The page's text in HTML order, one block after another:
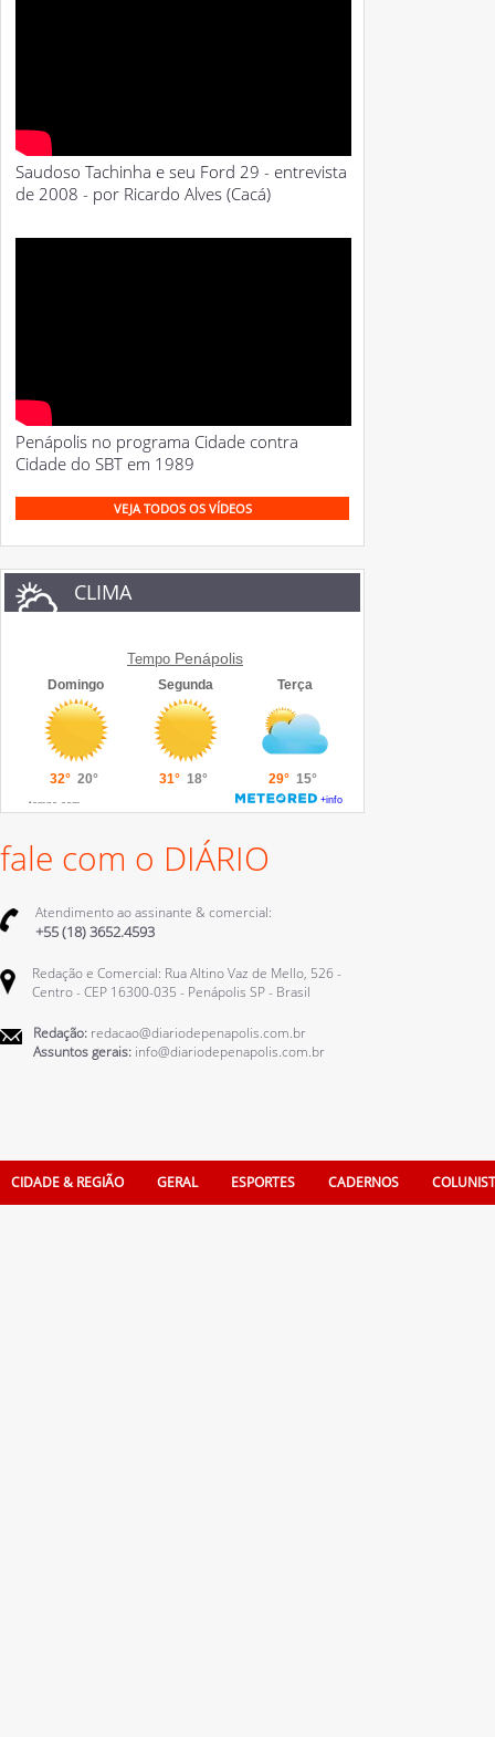
Saudoso Tachinha e seu Ford 29 - entrevista
de 2008 - por Ricardo Alves (Cacá)
Penápolis no programa Cidade contra
Cidade do SBT em 1989
VEJA TODOS OS VÍDEOS
CLIMA
Tempo Penápolis
fale com o DIÁRIO
Atendimento ao assinante & comercial:
+55 (18) 3652.4593
Redação e Comercial: Rua Altino Vaz de Mello, 526 -
Centro - CEP 16300-035 - Penápolis SP - Brasil
Redação: redacao@diariodepenapolis.com.br
Assuntos gerais: info@diariodepenapolis.com.br
CIDADE & REGIÃO GERAL ESPORTES CADERNOS